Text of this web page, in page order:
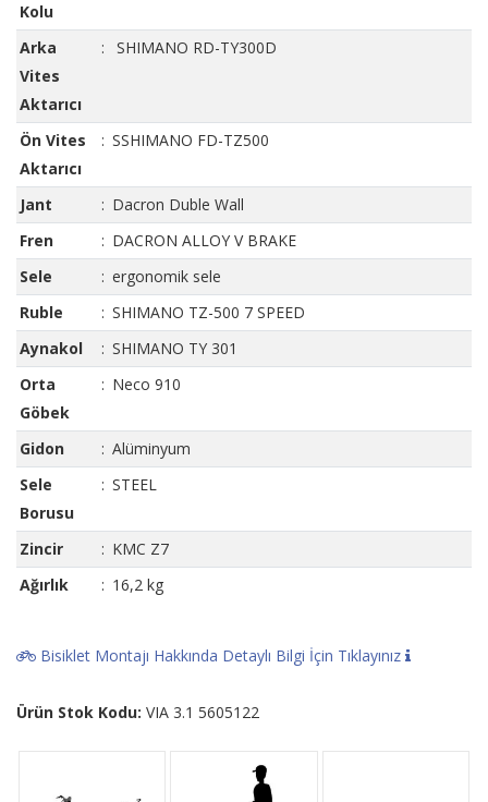
Kolu
Arka
Vites
Aktarıcı
: SHIMANO RD-TY300D
Ön Vites
Aktarıcı
: SSHIMANO FD-TZ500
Jant : Dacron Duble Wall
Fren
: DACRON ALLOY V BRAKE
Sele
: ergonomik sele
Ruble
: SHIMANO TZ-500 7 SPEED
Aynakol
: SHIMANO TY 301
Orta
Göbek
: Neco 910
Gidon : Alüminyum
Sele
Borusu
: STEEL
Zincir : KMC Z7
Ağırlık
: 16,2 kg
Bisiklet Montajı Hakkında Detaylı Bilgi İçin Tıklayınız
Ürün Stok Kodu: VIA 3.1 5605122